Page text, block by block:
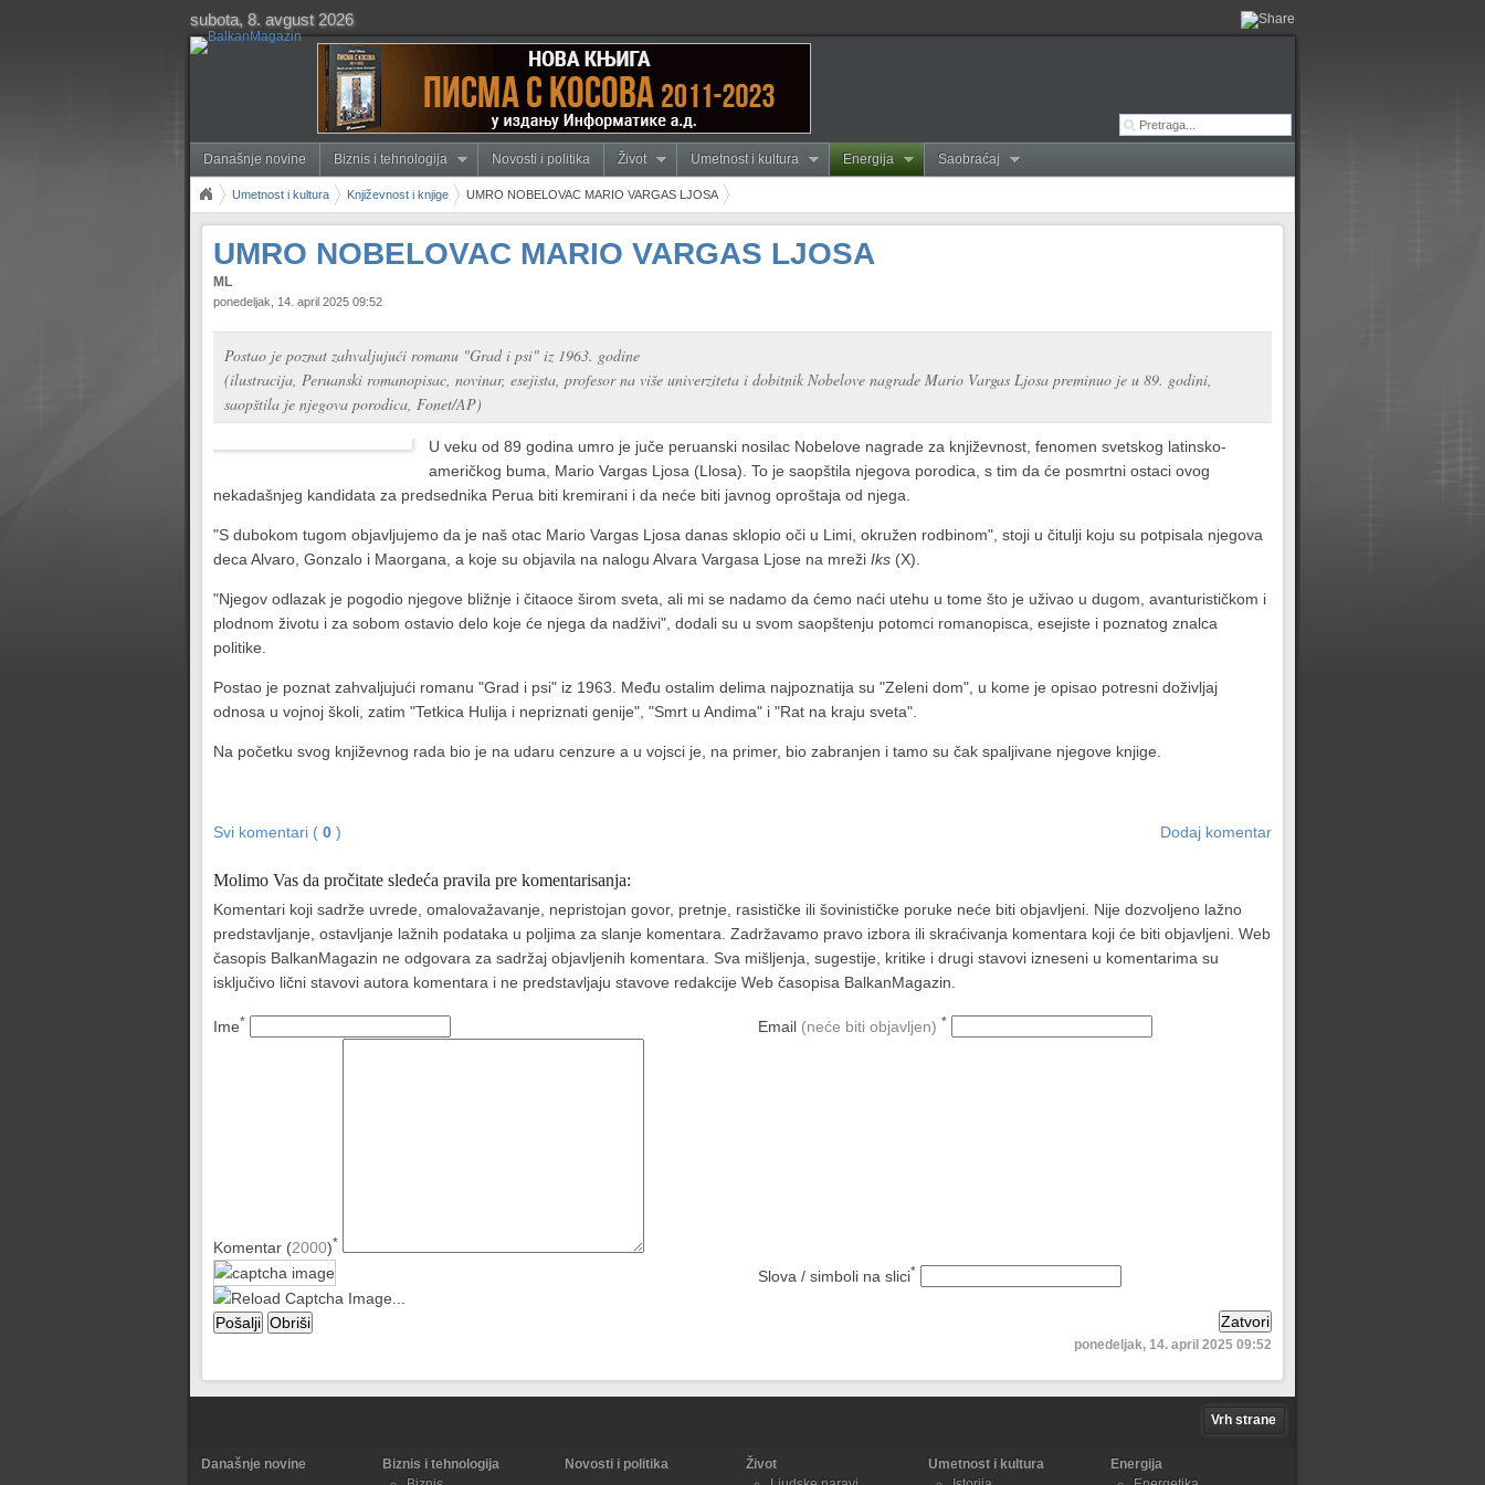
subota, 8. avgust 2026
Današnje novine Biznis i tehnologija Novosti i politika Život Umetnost i kultura Energija Saobraćaj
Umetnost i kultura Književnost i knjige UMRO NOBELOVAC MARIO VARGAS LJOSA
UMRO NOBELOVAC MARIO VARGAS LJOSA
ML
ponedeljak, 14. april 2025 09:52
Postao je poznat zahvaljujući romanu "Grad i psi" iz 1963. godine
(ilustracija, Peruanski romanopisac, novinar, esejista, profesor na više univerziteta i dobitnik Nobelove nagrade Mario Vargas Ljosa preminuo je u 89. godini,
saopštila je njegova porodica, Fonet/AP)
U veku od 89 godina umro je juče peruanski nosilac Nobelove nagrade za književnost, fenomen svetskog latinsko-
američkog buma, Mario Vargas Ljosa (Llosa). To je saopštila njegova porodica, s tim da će posmrtni ostaci ovog
nekadašnjeg kandidata za predsednika Perua biti kremirani i da neće biti javnog oproštaja od njega.
"S dubokom tugom objavljujemo da je naš otac Mario Vargas Ljosa danas sklopio oči u Limi, okružen rodbinom", stoji u čitulji koju su potpisala njegova
deca Alvaro, Gonzalo i Maorgana, a koje su objavila na nalogu Alvara Vargasa Ljose na mreži Iks (X).
"Njegov odlazak je pogodio njegove bližnje i čitaoce širom sveta, ali mi se nadamo da ćemo naći utehu u tome što je uživao u dugom, avanturističkom i
plodnom životu i za sobom ostavio delo koje će njega da nadživi", dodali su u svom saopštenju potomci romanopisca, esejiste i poznatog znalca
politike.
Postao je poznat zahvaljujući romanu "Grad i psi" iz 1963. Među ostalim delima najpoznatija su "Zeleni dom", u kome je opisao potresni doživljaj
odnosa u vojnoj školi, zatim "Tetkica Hulija i nepriznati genije", "Smrt u Andima" i "Rat na kraju sveta".
Na početku svog književnog rada bio je na udaru cenzure a u vojsci je, na primer, bio zabranjen i tamo su čak spaljivane njegove knjige.
Svi komentari ( 0 ) Dodaj komentar
Molimo Vas da pročitate sledeća pravila pre komentarisanja:
Komentari koji sadrže uvrede, omalovažavanje, nepristojan govor, pretnje, rasističke ili šovinističke poruke neće biti objavljeni. Nije dozvoljeno lažno
predstavljanje, ostavljanje lažnih podataka u poljima za slanje komentara. Zadržavamo pravo izbora ili skraćivanja komentara koji će biti objavljeni. Web
časopis BalkanMagazin ne odgovara za sadržaj objavljenih komentara. Sva mišljenja, sugestije, kritike i drugi stavovi izneseni u komentarima su
isključivo lični stavovi autora komentara i ne predstavljaju stavove redakcije Web časopisa BalkanMagazin.
Ime* Email (neće biti objavljen) *
Komentar (2000)*
Slova / simboli na slici*
ponedeljak, 14. april 2025 09:52
Vrh strane
Današnje novine
Biznis i tehnologija
Novosti i politika
Život
Umetnost i kultura
Energija